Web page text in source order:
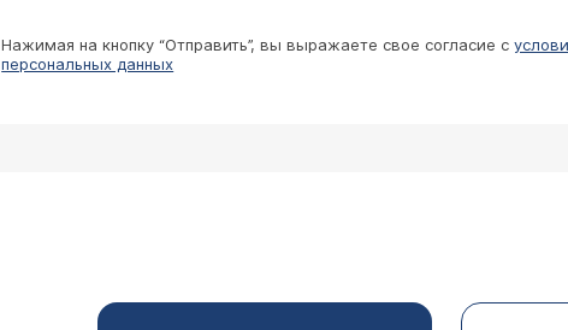
Нажимая на кнопку “Отправить”, вы выражаете свое согласие с
персональных данных